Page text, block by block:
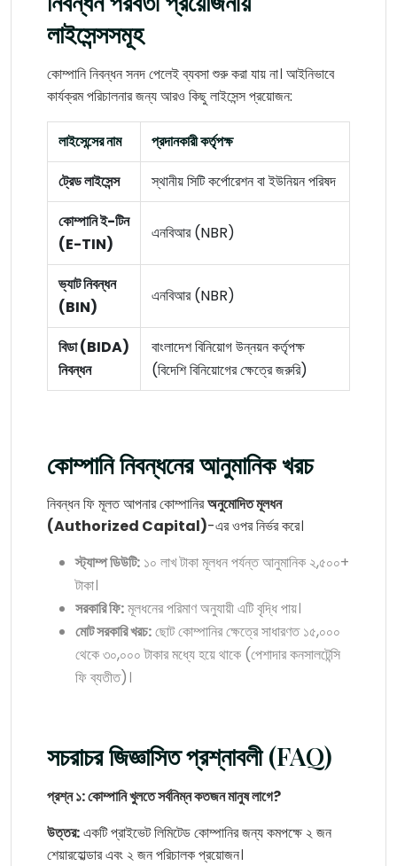
লাইসেন্সসমূহ
কোম্পানি নিবন্ধন সনদ পেলেই ব্যবসা শুরু করা যায় না। আইনিভাবে
কার্যক্রম পরিচালনার জন্য আরও কিছু লাইসেন্স প্রয়োজন:
লাইসেন্সের নাম
প্রদানকারী কর্তৃপক্ষ
ট্রেড লাইসেন্স
স্থানীয় সিটি কর্পোরেশন বা ইউনিয়ন পরিষদ
কোম্পানি ই-টিন
(E-TIN)
এনবিআর (NBR)
ভ্যাট নিবন্ধন
(BIN)
এনবিআর (NBR)
বিডা (BIDA)
নিবন্ধন
বাংলাদেশ বিনিয়োগ উন্নয়ন কর্তৃপক্ষ
(বিদেশি বিনিয়োগের ক্ষেত্রে জরুরি)
কোম্পানি নিবন্ধনের আনুমানিক খরচ
নিবন্ধন ফি মূলত আপনার কোম্পানিরঅনুমোদিত মূলধন
(Authorized Capital)-এর ওপর নির্ভর করে।
স্ট্যাম্প ডিউটি: ১০ লাখ টাকা মূলধন পর্যন্ত আনুমানিক ২,৫০০+
টাকা।
সরকারি ফি:মূলধনের পরিমাণ অনুযায়ী এটি বৃদ্ধি পায়।
মোট সরকারি খরচ:ছোট কোম্পানির ক্ষেত্রে সাধারণত ১৫,০০০
থেকে ৩০,০০০ টাকার মধ্যে হয়ে থাকে (পেশাদার কনসালটেন্সি
ফি ব্যতীত)।
সচরাচর জিজ্ঞাসিত প্রশ্নাবলী (FAQ)
প্রশ্ন ১: কোম্পানি খুলতে সর্বনিম্ন কতজন মানুষ লাগে?
উত্তর:একটি প্রাইভেট লিমিটেড কোম্পানির জন্য কমপক্ষে ২ জন
শেয়ারহোল্ডার এবং ২ জন পরিচালক প্রয়োজন।